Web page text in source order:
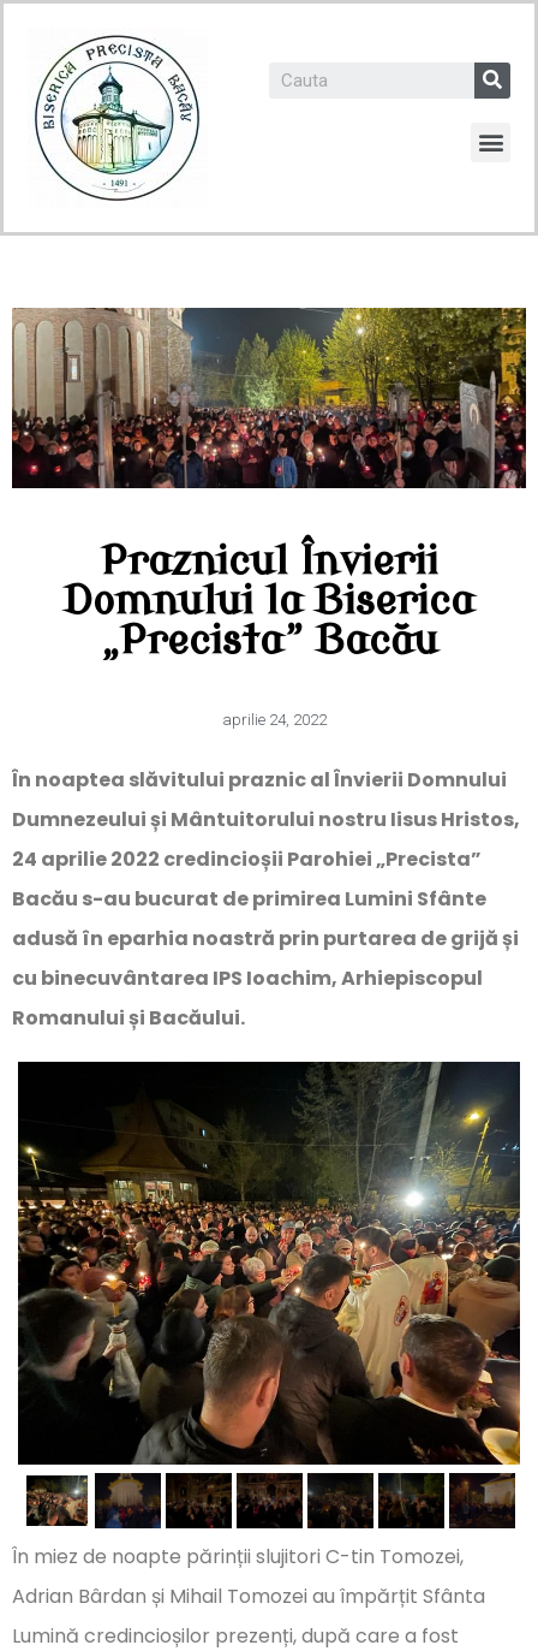
Praznicul Învierii
Domnului la Biserica
„Precista” Bacău
aprilie 24, 2022
În noaptea slăvitului praznic al Învierii Domnului
Dumnezeului și Mântuitorului nostru Iisus Hristos,
24 aprilie 2022 credincioșii Parohiei „Precista”
Bacău s-au bucurat de primirea Lumini Sfânte
adusă în eparhia noastră prin purtarea de grijă și
cu binecuvântarea IPS Ioachim, Arhiepiscopul
Romanului și Bacăului.
În miez de noapte părinții slujitori C-tin Tomozei,
Adrian Bârdan și Mihail Tomozei au împărțit Sfânta
Lumină credincioșilor prezenți, după care a fost